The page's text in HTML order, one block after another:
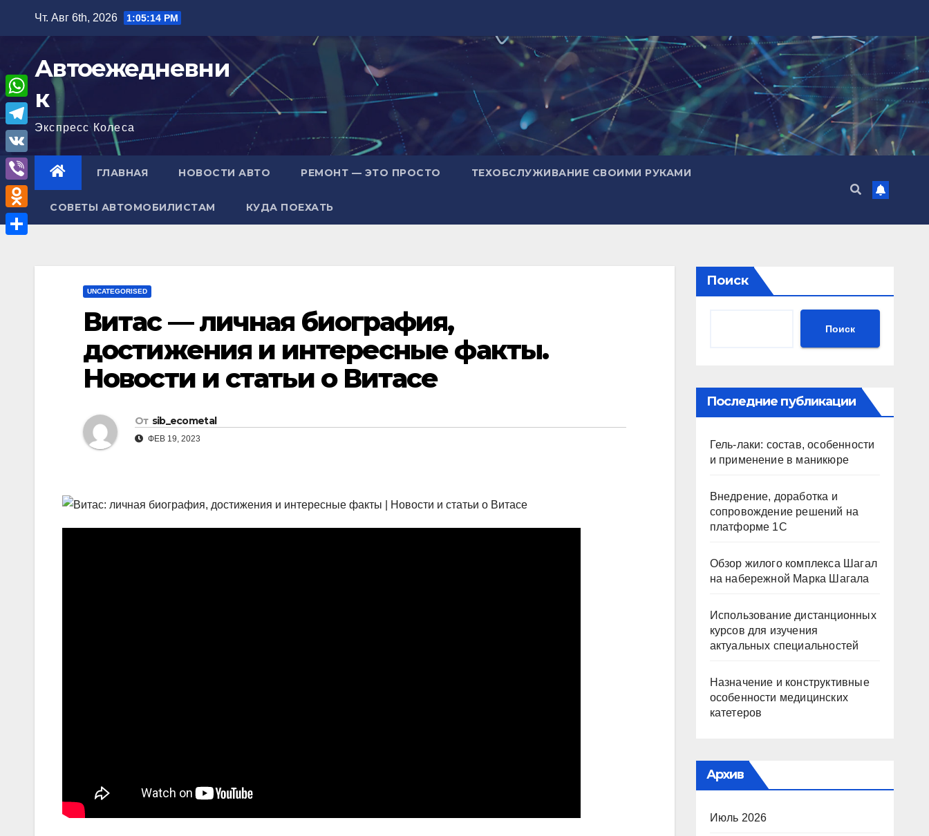
содержимому
Чт. Авг 6th, 2026 1:05:15 PM
Автоежедневни
к
Экспресс Колеса
ГЛАВНАЯ НОВОСТИ АВТО РЕМОНТ — ЭТО ПРОСТО ТЕХОБСЛУЖИВАНИЕ СВОИМИ РУКАМИ
СОВЕТЫ АВТОМОБИЛИСТАМ КУДА ПОЕХАТЬ
UNCATEGORISED
Витас — личная биография,
достижения и интересные факты.
Новости и статьи о Витасе
От sib_ecometal
ФЕВ 19, 2023
Поиск
Поиск
Последние публикации
Гель-лаки: состав, особенности
и применение в маникюре
Внедрение, доработка и
сопровождение решений на
платформе 1С
Обзор жилого комплекса Шагал
на набережной Марка Шагала
Использование дистанционных
курсов для изучения
актуальных специальностей
Назначение и конструктивные
особенности медицинских
катетеров
Архив
Июль 2026
W
h
a
A
T
e
l
e
g
V
K
V
i
b
O